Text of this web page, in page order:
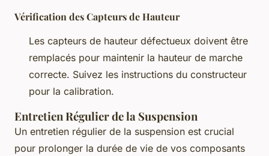
Vérification des Capteurs de Hauteur
Les capteurs de hauteur défectueux doivent être
remplacés pour maintenir la hauteur de marche
correcte. Suivez les instructions du constructeur
pour la calibration.
Entretien Régulier de la Suspension
Un entretien régulier de la suspension est crucial
pour prolonger la durée de vie de vos composants